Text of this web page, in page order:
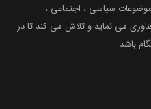
موضوعات سیاسی ، اجتماعی ،
می نماید و تلاش می کند تا در
باشد